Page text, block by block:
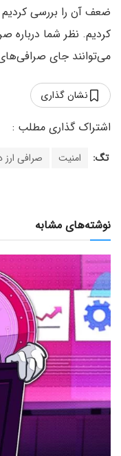
ضعف آن را بررسی
کردیم. نظر شما درباره
می‌توانند جای صرافی‌های
نشان گذاری
تگ: امنیت صرافی ارز
نوشته‌های مشابه